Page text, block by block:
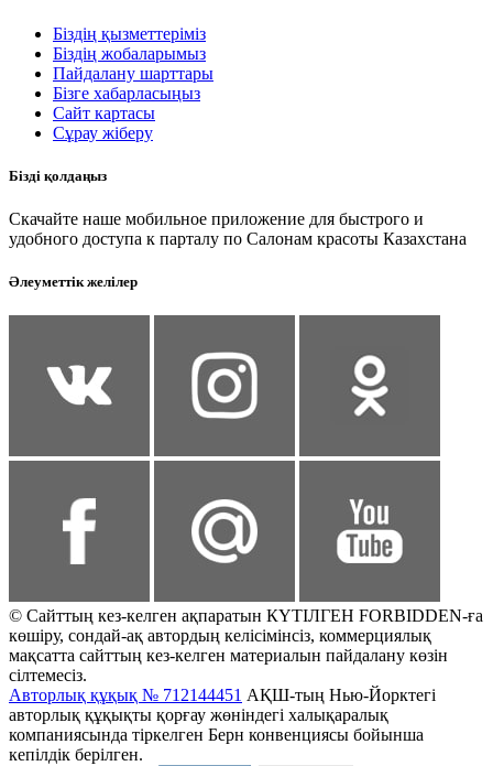
Біздің қызметтеріміз
Біздің жобаларымыз
Пайдалану шарттары
Бізге хабарласыңыз
Сайт картасы
Сұрау жіберу
Бізді қолдаңыз
Скачайте наше мобильное приложение для быстрого и
удобного доступа к парталу по Салонам красоты Казахстана
Әлеуметтік желілер
© Сайттың кез-келген ақпаратын КҮТІЛГЕН FORBIDDEN-ға
көшіру, сондай-ақ автордың келісімінсіз, коммерциялық
мақсатта сайттың кез-келген материалын пайдалану көзін
сілтемесіз.
Авторлық құқық № 712144451 АҚШ-тың Нью-Йорктегі
авторлық құқықты қорғау жөніндегі халықаралық
компаниясында тіркелген Берн конвенциясы бойынша
кепілдік берілген.